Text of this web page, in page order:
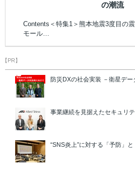
の潮流
Contents＜特集1＞熊本地震3度目の
モール…
【PR】
防災DXの社会実装 －衛星デー
事業継続を見据えたセキュリ
“SNS炎上”に対する「予防」